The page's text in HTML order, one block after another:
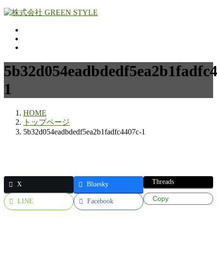
コ
へ
ス
キ
ッ
ナ
ョ
ン
に
移
1
HOME
トップページ
5b32d054eadbdedf5ea2b1fadfc4407c-1
Facebook
X Bluesky Threads
LINE Copy